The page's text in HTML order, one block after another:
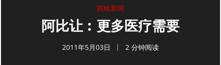
前线新闻
阿比让︰更多医疗需要
2011年5月03日 2 分钟阅读